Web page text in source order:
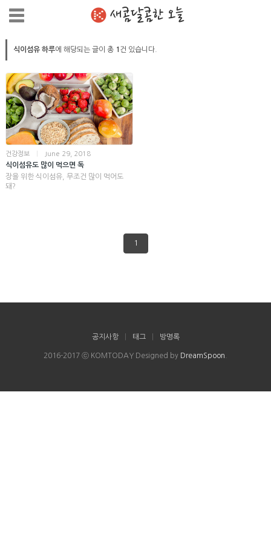
새콤달콤한 오늘
식이섬유 하루에 해당되는 글이 총 1 건 있습니다.
건강정보 June 29, 2018
식이섬유도 많이 먹으면 독
장을 위한 식이섬유, 무조건 많이 먹어도
돼?
1
공지사항 태그 방명록
2016-2017 ⓒ KOMTODAY Designed by DreamSpoon